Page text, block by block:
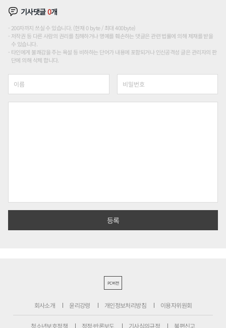
기사댓글0개
200자까지 쓰실 수 있습니다. (현재 0 byte / 최대 400byte)
저작권 등 다른 사람의 권리를 침해하거나 명예를 훼손하는 댓글은 관련 법률에 의해 제재를 받을
수 있습니다.
타인에게 불쾌감을 주는 욕설 등 비하하는 단어가 내용에 포함되거나 인신공격성 글은 관리자의 판
단에 의해 삭제 합니다.
PC버전
회사소개 윤리강령 개인정보처리방침 이용자위원회
청소년보호정책 정정·반론보도 기사심의규정 불편신고